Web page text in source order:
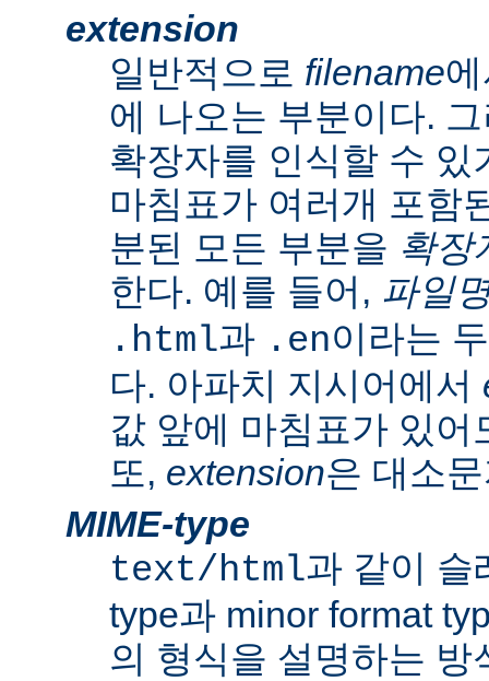
extension
일반적으로 filename
에 나오는 부분이다.
확장자를 인식할 수
마침표가 여러개 포함
분된 모든 부분을 확장
한다. 예를 들어, 파일
.html과 .en이라는
다. 아파치 지시어에서
값 앞에 마침표가 있
또, extension은 대소
MIME-type
text/html과 같이 슬
type과 minor format
의 형식을 설명하는 방